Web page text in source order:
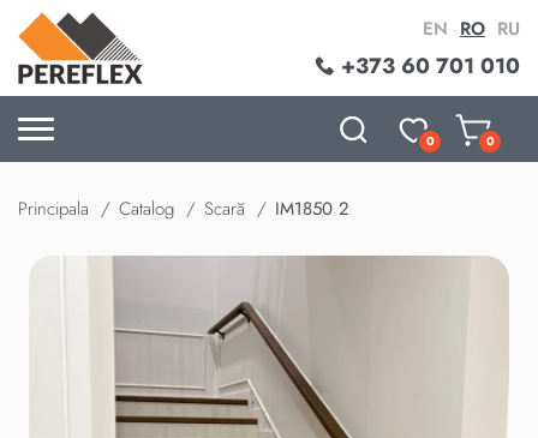
+373 60 701 010
EN RO RU
0 0
Principala Catalog Scară IM1850 2